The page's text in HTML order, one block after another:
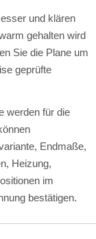
und klären
gehalten wird
Sie die Plane um
geprüfte
werden für die
Endmaße,
Heizung,
im
bestätigen.